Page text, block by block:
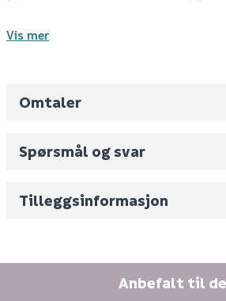
Batteri og lader kjøpes separat.
Ergonomisk håndtak
Verktøyfritt
justering.
Tekniske spesifikasjoner
Vis mer
Omtaler
Spørsmål og svar
Tilleggsinformasjon
Leverandørens varenummer
Volum 6.684 (dm3
Anbefalt til